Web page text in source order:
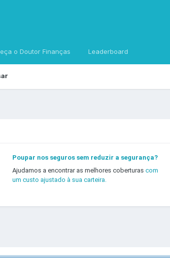
o Doutor Finanças Leaderboard
Poupar nos seguros sem reduzir a segurança?
Ajudamos a encontrar as melhores coberturascom
um custo ajustado à sua carteira.